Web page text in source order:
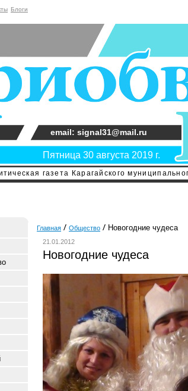
Блоги
газета Карагайского
Пятница 30 августа 2019 г.
email: signal31@mail.ru
Главная Общество Новогодние чудеса
21.01.2012
Новогодние чудеса